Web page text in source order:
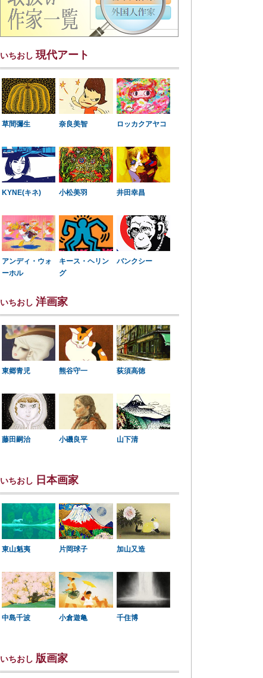
いちおし 現代アート
草間彌生 奈良美智 ロッカクアヤコ
KYNE(キネ) 小松美羽 井田幸昌
アンディ・ウォ
ーホル
キース・ヘリン
グ
バンクシー
いちおし 洋画家
東郷青児 熊谷守一 荻須高徳
藤田嗣治 小磯良平 山下清
いちおし 日本画家
東山魁夷 片岡球子 加山又造
中島千波 小倉遊亀 千住博
いちおし 版画家